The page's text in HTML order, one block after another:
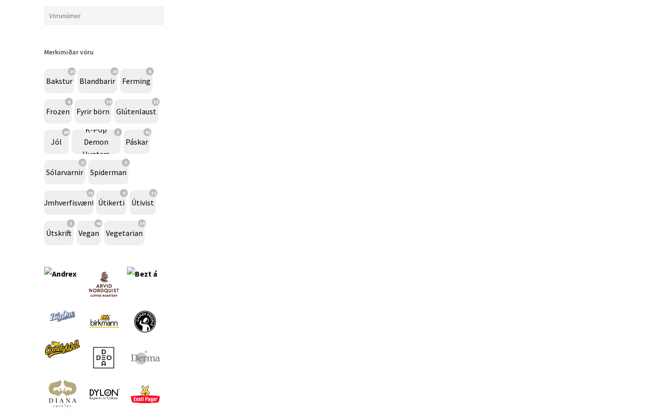
Merkimiðar vöru
15
Bakstur
16
Blandbarir
6
Ferming
6
Frozen
59
Fyrir börn
52
Glútenlaust
88
Jól
3
K-Pop
Demon
Hunters
42
Páskar
27
Sólarvarnir
5
Spiderman
33
Umhverfisvænt
9
Útikerti
31
Útivist
3
Útskrift
48
Vegan
34
Vegetarian